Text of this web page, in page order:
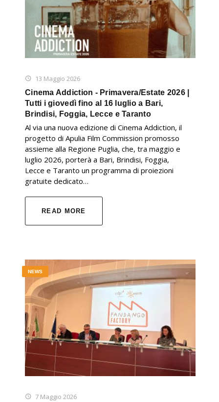
13 Maggio 2026
Cinema Addiction - Primavera/Estate 2026 |
Tutti i giovedì fino al 16 luglio a Bari,
Brindisi, Foggia, Lecce e Taranto
Al via una nuova edizione di Cinema Addiction, il
progetto di Apulia Film Commission promosso
assieme alla Regione Puglia, che, tra maggio e
luglio 2026, porterà a Bari, Brindisi, Foggia,
Lecce e Taranto un programma di proiezioni
gratuite dedicato…
READ MORE
7 Maggio 2026
NEWS